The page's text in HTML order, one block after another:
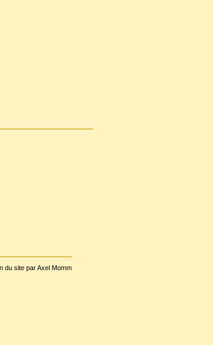
du site par Axel Momm